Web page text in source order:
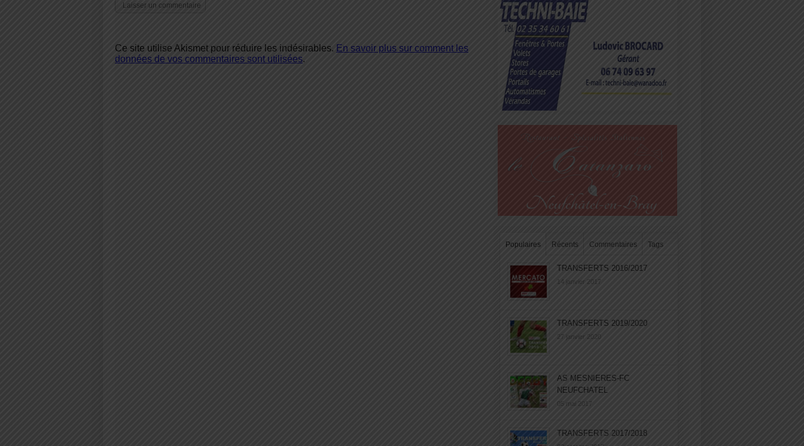
Ce site utilise Akismet pour réduire les indésirables. En savoir plus sur comment les
données de vos commentaires sont utilisées.
Populaires Récents Commentaires Tags
TRANSFERTS 2016/2017
14 janvier 2017
TRANSFERTS 2019/2020
27 janvier 2020
AS MESNIERES-FC
NEUFCHATEL
05 mai 2017
TRANSFERTS 2017/2018